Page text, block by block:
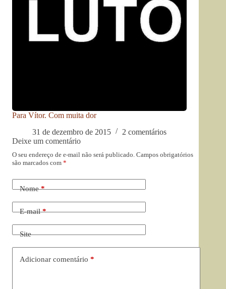
Para Vítor. Com muita dor
31 de dezembro de 2015
2 comentários
Deixe um comentário
O seu endereço de e-mail não será publicado. Campos obrigatórios
são marcados com *
Nome*
E-mail*
Site
Adicionar comentário *